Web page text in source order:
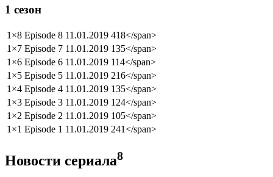
1 сезон
1×8 Episode 8 11.01.2019 418</span>
1×7 Episode 7 11.01.2019 135</span>
1×6 Episode 6 11.01.2019 114</span>
1×5 Episode 5 11.01.2019 216</span>
1×4 Episode 4 11.01.2019 135</span>
1×3 Episode 3 11.01.2019 124</span>
1×2 Episode 2 11.01.2019 105</span>
1×1 Episode 1 11.01.2019 241</span>
Новости сериала8